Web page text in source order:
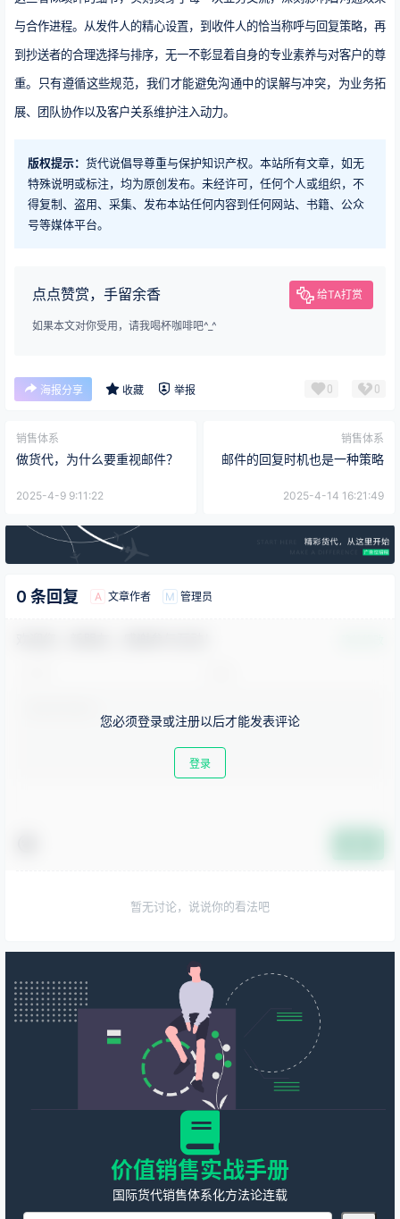
与合作进程。从发件人的精心设置，到收件人的恰当称呼与回复策略，再
到抄送者的合理选择与排序，无一不彰显着自身的专业素养与对客户的尊
重。只有遵循这些规范，我们才能避免沟通中的误解与冲突，为业务拓
展、团队协作以及客户关系维护注入动力。
版权提示： 货代说倡导尊重与保护知识产权。本站所有文章，如无
特殊说明或标注，均为原创发布。未经许可，任何个人或组织，不
得复制、盗用、采集、发布本站任何内容到任何网站、书籍、公众
号等媒体平台。
点点赞赏，手留余香 给TA打赏
如果本文对你受用，请我喝杯咖啡吧^_^
海报分享 收藏 举报 0 0
销售体系
做货代，为什么要重视邮件？
2025-4-9 9:11:22
销售体系
邮件的回复时机也是一种策略
2025-4-14 16:21:49
0 条回复 A 文章作者 M 管理员
您必须登录或注册以后才能发表评论
登录
暂无讨论，说说你的看法吧
价值销售实战手册
国际货代销售体系化方法论连载